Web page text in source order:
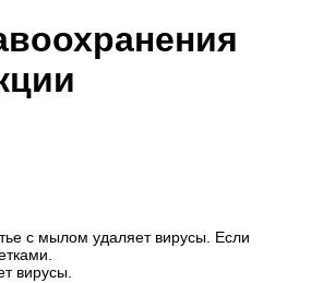
с мылом удаляет вирусы. Если
вирусы.